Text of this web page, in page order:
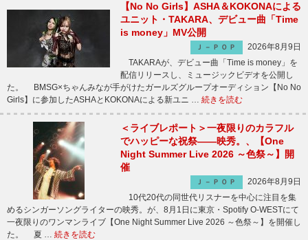
【No No Girls】ASHA＆KOKONAによる
ユニット・TAKARA、デビュー曲「Time
is money」MV公開
Ｊ－ＰＯＰ
2026年8月9日
TAKARAが、デビュー曲「Time is money」を
配信リリースし、ミュージックビデオを公開し
た。 BMSG×ちゃんみなが手がけたガールズグループオーディション【No No
Girls】に参加したASHAとKOKONAによる新ユニ … 続きを読む
＜ライブレポート＞一夜限りのカラフル
でハッピーな祝祭――映秀。、【One
Night Summer Live 2026 ～色祭～】開
催
Ｊ－ＰＯＰ
2026年8月9日
10代20代の同世代リスナーを中心に注目を集
めるシンガーソングライターの映秀。が、8月1日に東京・Spotify O-WESTにて
一夜限りのワンマンライブ【One Night Summer Live 2026 ～色祭～】を開催し
た。 夏 … 続きを読む